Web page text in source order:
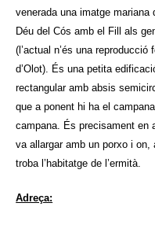
venerada una imatge
Déu del Cós amb el Fill als
(l’actual n’és una reproducció
d’Olot). És una petita
rectangular amb absis
que a ponent hi ha el
campana. És precisament en
va allargar amb un porxo i on,
troba l’habitatge de l’ermità.
Adreça: